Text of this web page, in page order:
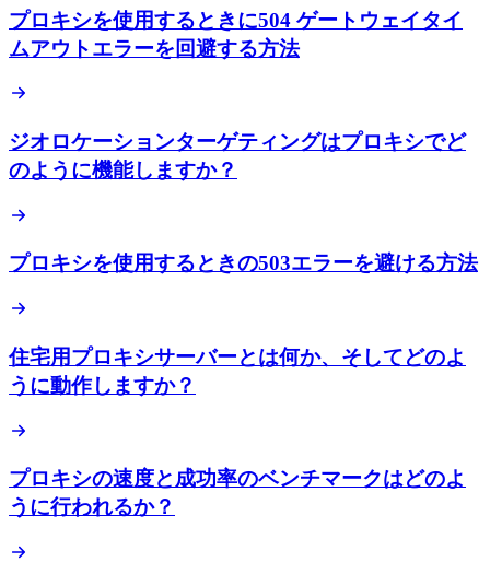
プロキシを使用するときに504 ゲートウェイタイ
ムアウトエラーを回避する方法
ジオロケーションターゲティングはプロキシでど
のように機能しますか？
プロキシを使用するときの503エラーを避ける方法
住宅用プロキシサーバーとは何か、そしてどのよ
うに動作しますか？
プロキシの速度と成功率のベンチマークはどのよ
うに行われるか？